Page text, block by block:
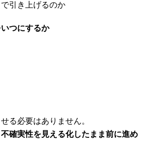
引き上げるのか
つにするか
る必要はありません。
不確実性を見える化したまま前に進め